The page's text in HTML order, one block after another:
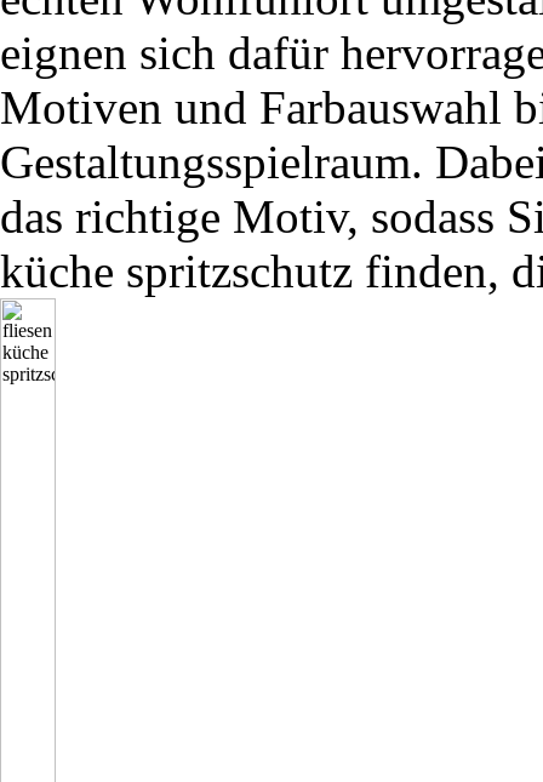
eignen sich dafür
Motiven und Farbauswahl
Gestaltungsspielraum.
das richtige Motiv, sodass
küche spritzschutz finden,